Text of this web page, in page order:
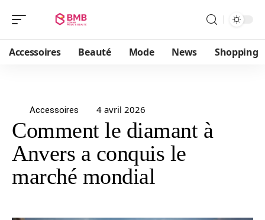
Accessoires Beauté Mode News Shopping
Accessoires 4 avril 2026
Comment le diamant à
Anvers a conquis le
marché mondial